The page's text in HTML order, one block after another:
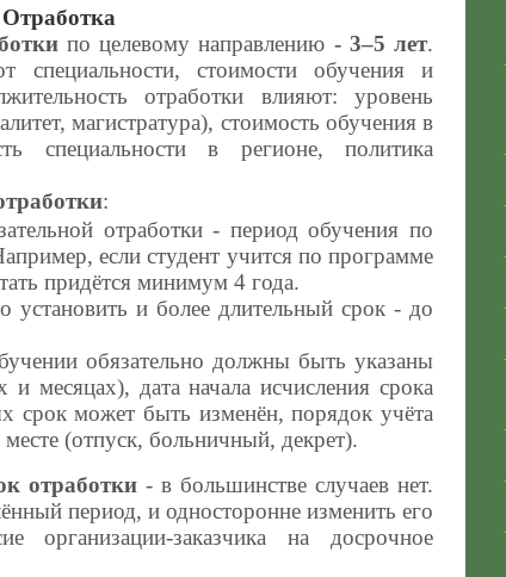
Отработка
по целевому направлению - 3–5 лет.
специальности, стоимости обучения и
отработки влияют: уровень
магистратура), стоимость обучения в
специальности в регионе, политика
:
отработки - период обучения по
если студент учится по программе
придётся минимум 4 года.
установить и более длительный срок - до
обязательно должны быть указаны
месяцах), дата начала исчисления срока
срок может быть изменён, порядок учёта
(отпуск, больничный, декрет).
отработки - в большинстве случаев нет.
период, и односторонне изменить его
организации-заказчика на досрочное